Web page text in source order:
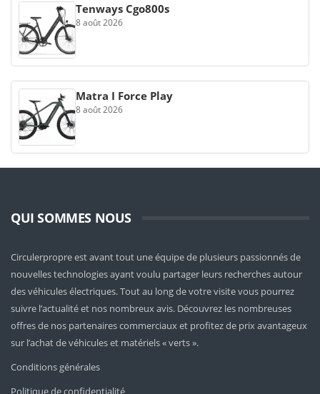
Tenways Cgo800s
8 août 2026
Matra I Force Play
8 août 2026
QUI SOMMES NOUS
Circulerpropre est avant tout une équipe de plusieurs passionnés de
nouvelles technologies ayant voulu partager leurs recherches autour
des véhicules électriques. Tout au long de votre visite vous pourrez
suivre l’actualité et nos nombreux avis. Découvrez les nombreuses
offres de nos partenaires commerciaux et profitez de prix avantageux
sur l’achat de véhicules et matériels « verts ».
Conditions générales
Politique de confidentialité